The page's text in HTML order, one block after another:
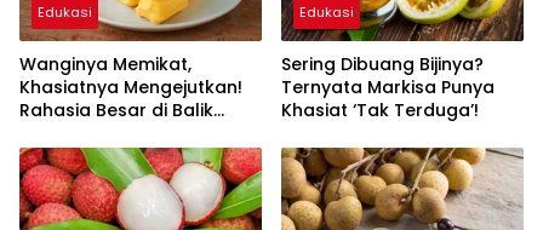
Edukasi
Wanginya Memikat,
Khasiatnya Mengejutkan!
Rahasia Besar di Balik
Edukasi
Sering Dibuang Bijinya?
Ternyata Markisa Punya
Khasiat ‘Tak Terduga’!